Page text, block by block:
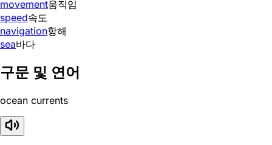
movement움직임
speed속도
navigation항해
sea바다
구문 및 연어
ocean currents